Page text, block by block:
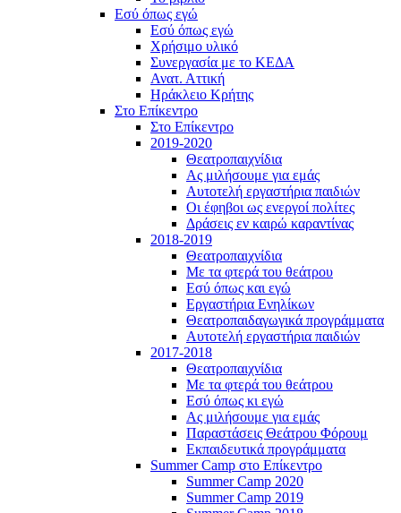
Εσύ όπως εγώ
Εσύ όπως εγώ
Χρήσιμο υλικό
Συνεργασία με το ΚΕΔΑ
Ανατ. Αττική
Ηράκλειο Κρήτης
Στο Επίκεντρο
Στο Επίκεντρο
2019-2020
Θεατροπαιχνίδια
Ας μιλήσουμε για εμάς
Αυτοτελή εργαστήρια παιδιών
Οι έφηβοι ως ενεργοί πολίτες
Δράσεις εν καιρώ καραντίνας
2018-2019
Θεατροπαιχνίδια
Με τα φτερά του θεάτρου
Εσύ όπως και εγώ
Εργαστήρια Ενηλίκων
Θεατροπαιδαγωγικά προγράμματα
Αυτοτελή εργαστήρια παιδιών
2017-2018
Θεατροπαιχνίδια
Με τα φτερά του θεάτρου
Εσύ όπως κι εγώ
Ας μιλήσουμε για εμάς
Παραστάσεις Θεάτρου Φόρουμ
Εκπαιδευτικά προγράμματα
Summer Camp στο Επίκεντρο
Summer Camp 2020
Summer Camp 2019